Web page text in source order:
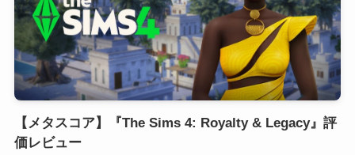
【メタスコア】『The Sims 4: Royalty & Legacy』評
価レビュー